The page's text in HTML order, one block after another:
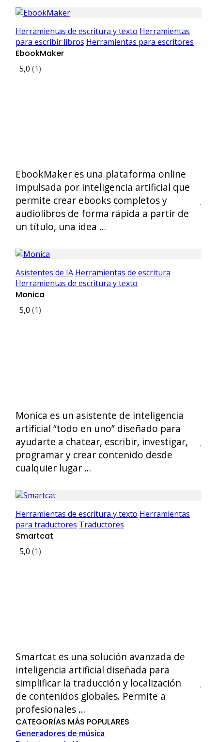
Herramientas de escritura y texto Herramientas
para escribir libros Herramientas para escritores
EbookMaker
5,0 (1)
EbookMaker es una plataforma online
impulsada por inteligencia artificial que
permite crear ebooks completos y
audiolibros de forma rápida a partir de
un título, una idea …
Asistentes de IA Herramientas de escritura
Herramientas de escritura y texto
Monica
5,0 (1)
Monica es un asistente de inteligencia
artificial “todo en uno” diseñado para
ayudarte a chatear, escribir, investigar,
programar y crear contenido desde
cualquier lugar …
Herramientas de escritura y texto Herramientas
para traductores Traductores
Smartcat
5,0 (1)
Smartcat es una solución avanzada de
inteligencia artificial diseñada para
simplificar la traducción y localización
de contenidos globales. Permite a
profesionales …
CATEGORÍAS MÁS POPULARES
Generadores de música